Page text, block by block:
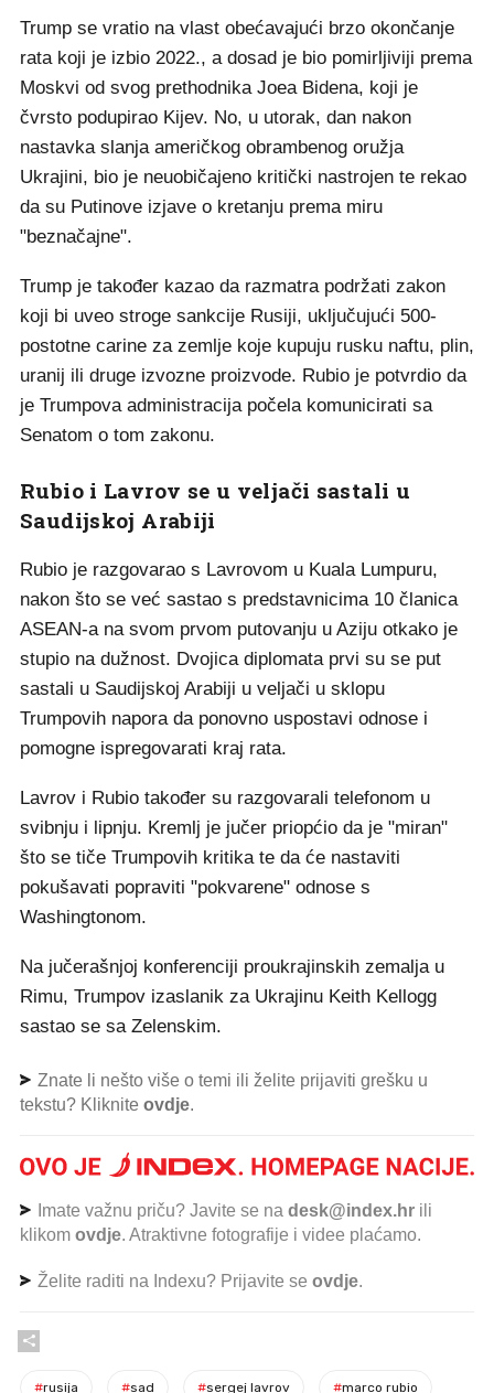
Trump se vratio na vlast obećavajući brzo okončanje
rata koji je izbio 2022., a dosad je bio pomirljiviji prema
Moskvi od svog prethodnika Joea Bidena, koji je
čvrsto podupirao Kijev. No, u utorak, dan nakon
nastavka slanja američkog obrambenog oružja
Ukrajini, bio je neuobičajeno kritički nastrojen te rekao
da su Putinove izjave o kretanju prema miru
"beznačajne".
Trump je također kazao da razmatra podržati zakon
koji bi uveo stroge sankcije Rusiji, uključujući 500-
postotne carine za zemlje koje kupuju rusku naftu, plin,
uranij ili druge izvozne proizvode. Rubio je potvrdio da
je Trumpova administracija počela komunicirati sa
Senatom o tom zakonu.
Rubio i Lavrov se u veljači sastali u
Saudijskoj Arabiji
Rubio je razgovarao s Lavrovom u Kuala Lumpuru,
nakon što se već sastao s predstavnicima 10 članica
ASEAN-a na svom prvom putovanju u Aziju otkako je
stupio na dužnost. Dvojica diplomata prvi su se put
sastali u Saudijskoj Arabiji u veljači u sklopu
Trumpovih napora da ponovno uspostavi odnose i
pomogne ispregovarati kraj rata.
Lavrov i Rubio također su razgovarali telefonom u
svibnju i lipnju. Kremlj je jučer priopćio da je "miran"
što se tiče Trumpovih kritika te da će nastaviti
pokušavati popraviti "pokvarene" odnose s
Washingtonom.
Na jučerašnjoj konferenciji proukrajinskih zemalja u
Rimu, Trumpov izaslanik za Ukrajinu Keith Kellogg
sastao se sa Zelenskim.
Znate li nešto više o temi ili želite prijaviti grešku u
tekstu? Kliknite ovdje.
Imate važnu priču? Javite se na desk@index.hr ili
klikom ovdje. Atraktivne fotografije i videe plaćamo.
Želite raditi na Indexu? Prijavite se ovdje.
#rusija #sad #sergej lavrov #marco rubio